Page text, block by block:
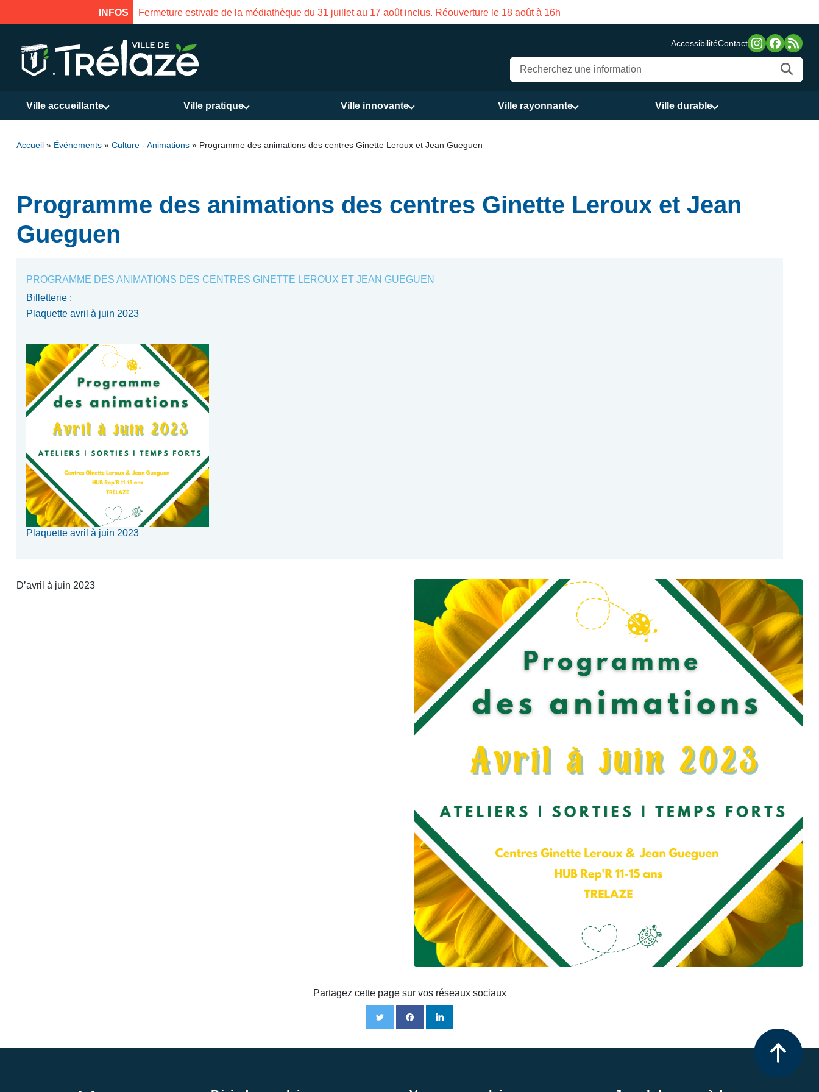
INFOS
le 18 août à 16h Fermeture estivale de la Maison des Services publics Vasco de Gama du 3 au 21 août
AccessibilitéContact
Ville accueillante Ville pratique Ville innovante Ville rayonnante Ville durable
Accueil » Événements » Culture - Animations » Programme des animations des centres Ginette Leroux et Jean Gueguen
Programme des animations des centres Ginette Leroux et Jean
Gueguen
PROGRAMME DES ANIMATIONS DES CENTRES GINETTE LEROUX ET JEAN GUEGUEN
Billetterie :
Plaquette avril à juin 2023
Plaquette avril à juin 2023
D’avril à juin 2023
Partagez cette page sur vos réseaux sociaux